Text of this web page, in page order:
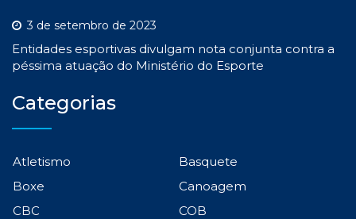
3 de setembro de 2023
Entidades esportivas divulgam nota conjunta contra a
péssima atuação do Ministério do Esporte
Categorias
Atletismo
Basquete
Boxe
Canoagem
CBC
COB